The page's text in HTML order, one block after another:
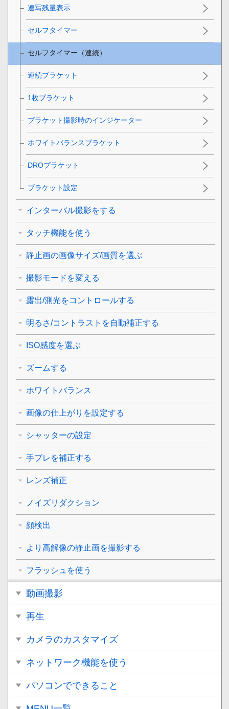
連写残量表示
セルフタイマー
セルフタイマー（連続）
連続ブラケット
1枚ブラケット
ブラケット撮影時のインジケーター
ホワイトバランスブラケット
DROブラケット
ブラケット設定
インターバル撮影をする
タッチ機能を使う
静止画の画像サイズ/画質を選ぶ
撮影モードを変える
露出/測光をコントロールする
明るさ/コントラストを自動補正する
ISO感度を選ぶ
ズームする
ホワイトバランス
画像の仕上がりを設定する
シャッターの設定
手ブレを補正する
レンズ補正
ノイズリダクション
顔検出
より高解像の静止画を撮影する
フラッシュを使う
動画撮影
再生
カメラのカスタマイズ
ネットワーク機能を使う
パソコンでできること